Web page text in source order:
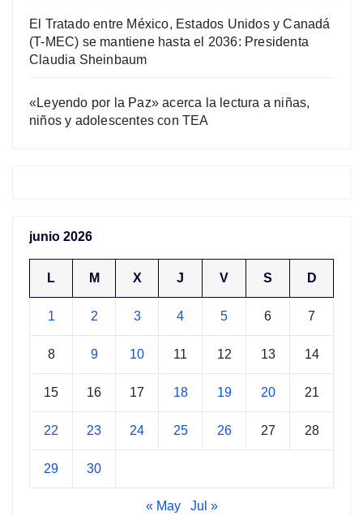
El Tratado entre México, Estados Unidos y Canadá
(T-MEC) se mantiene hasta el 2036: Presidenta
Claudia Sheinbaum
«Leyendo por la Paz» acerca la lectura a niñas,
niños y adolescentes con TEA
junio 2026
L M X J V S D
1 2 3 4 5 6 7
8 9 10 11 12 13 14
15 16 17 18 19 20 21
22 23 24 25 26 27 28
29 30
« May Jul »